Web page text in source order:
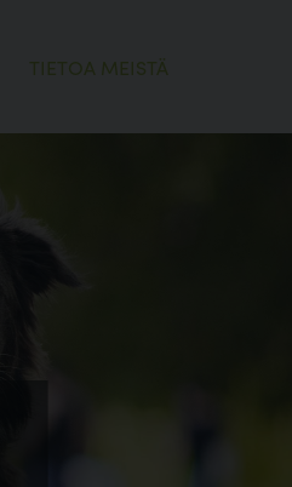
TIETOA MEISTÄ